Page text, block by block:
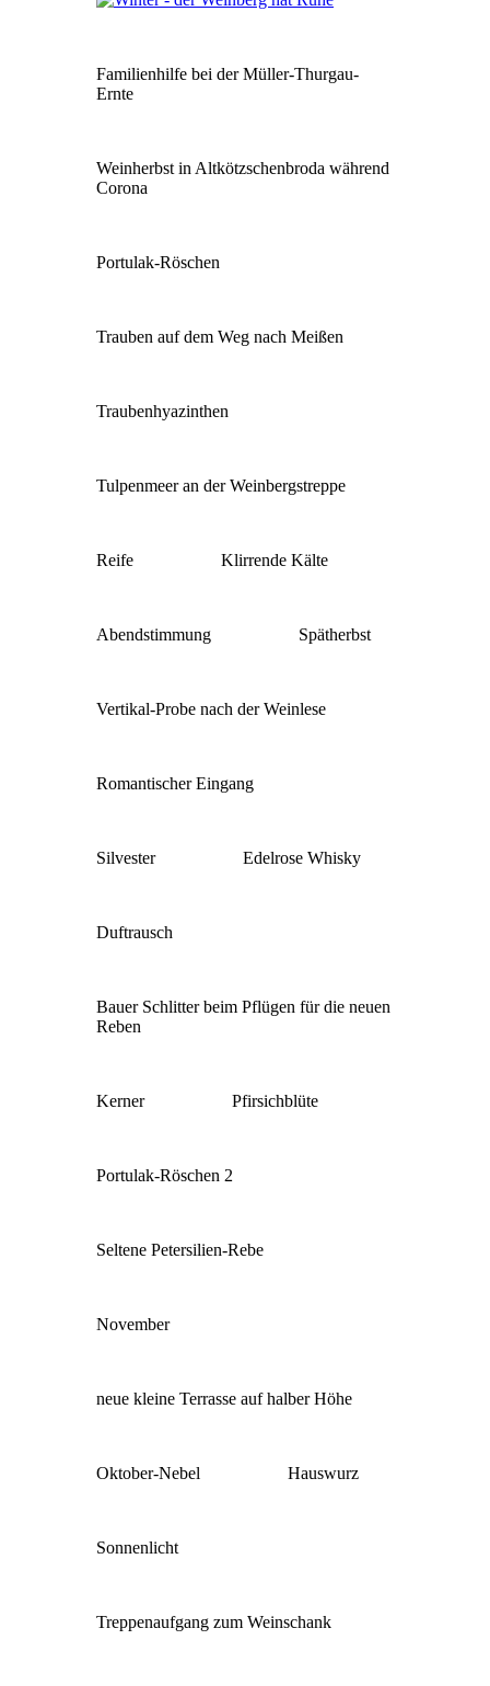
Familienhilfe bei der Müller-Thurgau-
Ernte
Weinherbst in Altkötzschenbroda während
Corona
Portulak-Röschen
Trauben auf dem Weg nach Meißen
Traubenhyazinthen
Tulpenmeer an der Weinbergstreppe
Reife Klirrende Kälte
Abendstimmung Spätherbst
Vertikal-Probe nach der Weinlese
Romantischer Eingang
Silvester Edelrose Whisky
Duftrausch
Bauer Schlitter beim Pflügen für die neuen
Reben
Kerner Pfirsichblüte
Portulak-Röschen 2
Seltene Petersilien-Rebe
November
neue kleine Terrasse auf halber Höhe
Oktober-Nebel Hauswurz
Sonnenlicht
Treppenaufgang zum Weinschank